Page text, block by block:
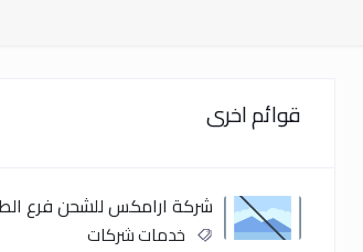
قوائم اخرى
شركة ارامكس للشحن فرع
خدمات شركات